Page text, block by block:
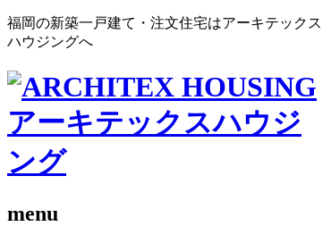
福岡の新築一戸建て・注文住宅はアーキテックス
ハウジングへ
menu